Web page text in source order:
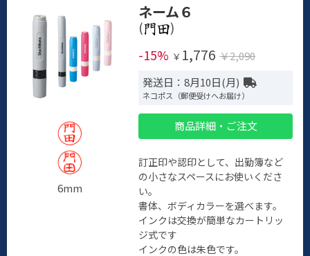
6mm
ネーム６
(
)
-15% ￥ 1,776 ￥2,090
発送日：8月10日(月)
ネコポス（郵便受けへお届け）
商品詳細・ご注文
訂正印や認印として、出勤簿など
の小さなスペースにお使いくださ
い。
書体、ボディカラーを選べます。
インクは交換が簡単なカートリッ
ジ式です
インクの色は朱色です。